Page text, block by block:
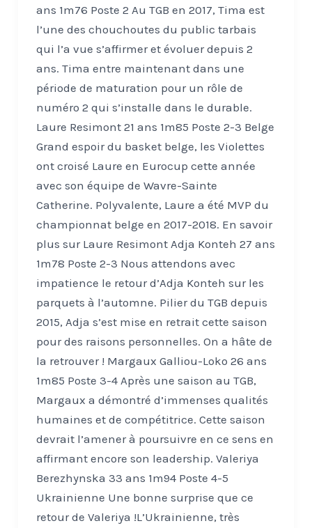
ans 1m76 Poste 2 Au TGB en 2017, Tima est
l’une des chouchoutes du public tarbais
qui l’a vue s’affirmer et évoluer depuis 2
ans. Tima entre maintenant dans une
période de maturation pour un rôle de
numéro 2 qui s’installe dans le durable.
Laure Resimont 21 ans 1m85 Poste 2-3 Belge
Grand espoir du basket belge, les Violettes
ont croisé Laure en Eurocup cette année
avec son équipe de Wavre-Sainte
Catherine. Polyvalente, Laure a été MVP du
championnat belge en 2017-2018. En savoir
plus sur Laure Resimont Adja Konteh 27 ans
1m78 Poste 2-3 Nous attendons avec
impatience le retour d’Adja Konteh sur les
parquets à l’automne. Pilier du TGB depuis
2015, Adja s’est mise en retrait cette saison
pour des raisons personnelles. On a hâte de
la retrouver ! Margaux Galliou-Loko 26 ans
1m85 Poste 3-4 Après une saison au TGB,
Margaux a démontré d’immenses qualités
humaines et de compétitrice. Cette saison
devrait l’amener à poursuivre en ce sens en
affirmant encore son leadership. Valeriya
Berezhynska 33 ans 1m94 Poste 4-5
Ukrainienne Une bonne surprise que ce
retour de Valeriya !L’Ukrainienne, très